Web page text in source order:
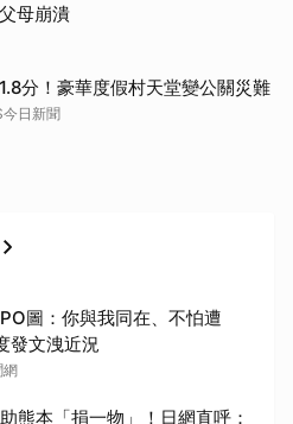
母崩潰
分！豪華度假村天堂變公關災難
今日新聞
圖：你與我同在、不怕遭
發文洩近況
網
熊本「捐一物」！日網直呼：